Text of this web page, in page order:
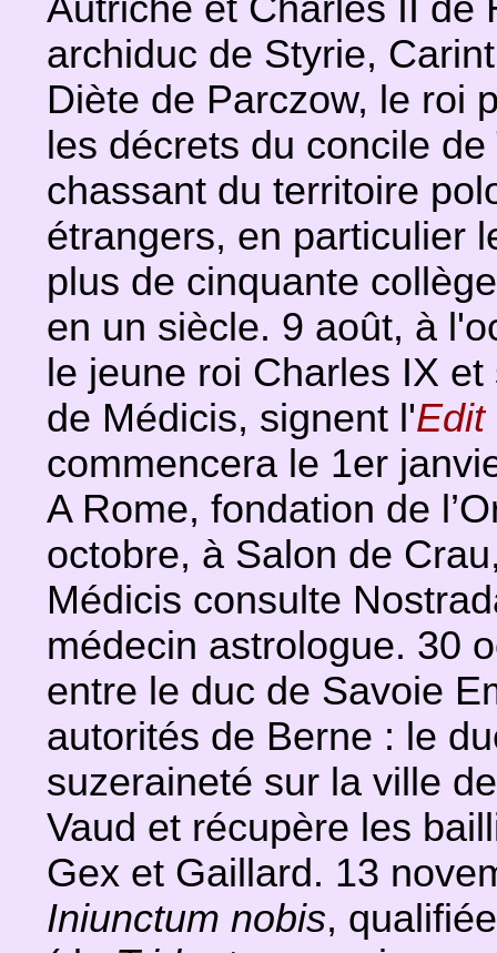
Autriche et Charles II de
archiduc de Styrie,
Diète de Parczow, le roi
les décrets du concile
chassant du territoire
étrangers, en particulier
plus de cinquante
en un siècle. 9 août, à
le jeune roi Charles IX
de Médicis, signent l'Edit
commencera le 1er
A Rome, fondation de
octobre, à Salon de
Médicis consulte
médecin astrologue. 30
entre le duc de Savoie
autorités de Berne : le
suzeraineté sur la ville
Vaud et récupère les
Gex et Gaillard. 13
Iniunctum nobis,